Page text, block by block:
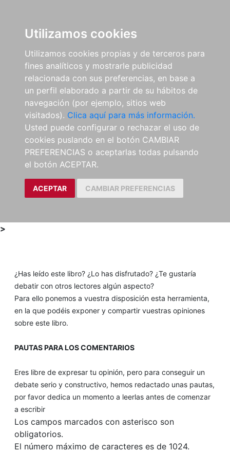
Utilizamos cookies
Utilizamos cookies propias y de terceros para
fines analíticos y mostrarle publicidad
relacionada con sus preferencias, en base a
un perfil elaborado a partir de su hábitos de
navegación (por ejemplo, sitios web
visitados). Clica aquí para más información.
Usted puede configurar o rechazar el uso de
cookies puslando en el botón CAMBIAR
PREFERENCIAS o aceptarlas todas pulsando
el botón ACEPTAR.
ACEPTAR CAMBIAR PREFERENCIAS
>
¿Has leído este libro? ¿Lo has disfrutado? ¿Te gustaría
debatir con otros lectores algún aspecto?
Para ello ponemos a vuestra disposición esta herramienta,
en la que podéis exponer y compartir vuestras opiniones
sobre este libro.
PAUTAS PARA LOS COMENTARIOS
Eres libre de expresar tu opinión, pero para conseguir un
debate serio y constructivo, hemos redactado unas pautas,
por favor dedica un momento a leerlas antes de comenzar
a escribir
Los campos marcados con asterisco son
obligatorios.
El número máximo de caracteres es de 1024.